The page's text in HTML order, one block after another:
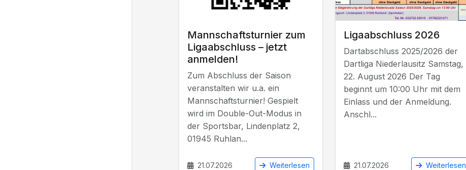
Mannschaftsturnier zum
Ligaabschluss – jetzt
anmelden!
Zum Abschluss der Saison
veranstalten wir u.a. ein
Mannschaftsturnier! Gespielt
wird im Double-Out-Modus in
der Sportsbar, Lindenplatz 2,
01945 Ruhlan...
21.07.2026 Weiterlesen
Ligaabschluss 2026
Dartabschluss 2025/2026 der
Dartliga Niederlausitz Samstag,
22. August 2026 Der Tag
beginnt um 10:00 Uhr mit dem
Einlass und der Anmeldung.
Anschl...
21.07.2026 Weiterlesen